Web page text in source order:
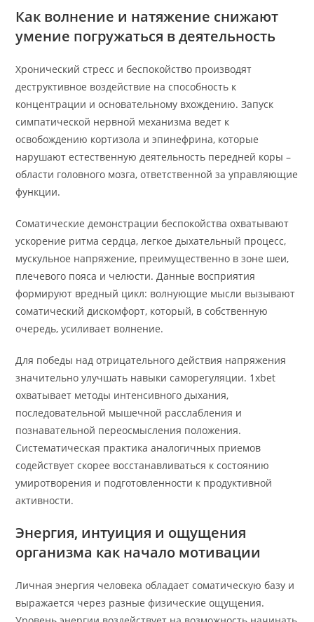
Как волнение и натяжение снижают
умение погружаться в деятельность
Хронический стресс и беспокойство производят
деструктивное воздействие на способность к
концентрации и основательному вхождению. Запуск
симпатической нервной механизма ведет к
освобождению кортизола и эпинефрина, которые
нарушают естественную деятельность передней коры –
области головного мозга, ответственной за управляющие
функции.
Соматические демонстрации беспокойства охватывают
ускорение ритма сердца, легкое дыхательный процесс,
мускульное напряжение, преимущественно в зоне шеи,
плечевого пояса и челюсти. Данные восприятия
формируют вредный цикл: волнующие мысли вызывают
соматический дискомфорт, который, в собственную
очередь, усиливает волнение.
Для победы над отрицательного действия напряжения
значительно улучшать навыки саморегуляции. 1xbet
охватывает методы интенсивного дыхания,
последовательной мышечной расслабления и
познавательной переосмысления положения.
Систематическая практика аналогичных приемов
содействует скорее восстанавливаться к состоянию
умиротворения и подготовленности к продуктивной
активности.
Энергия, интуиция и ощущения
организма как начало мотивации
Личная энергия человека обладает соматическую базу и
выражается через разные физические ощущения.